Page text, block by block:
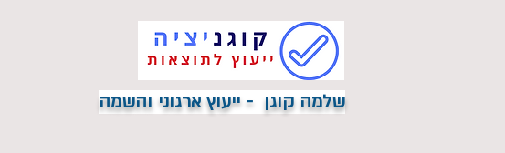
שלמה קוגן - ייעוץ ארגוני והשמה